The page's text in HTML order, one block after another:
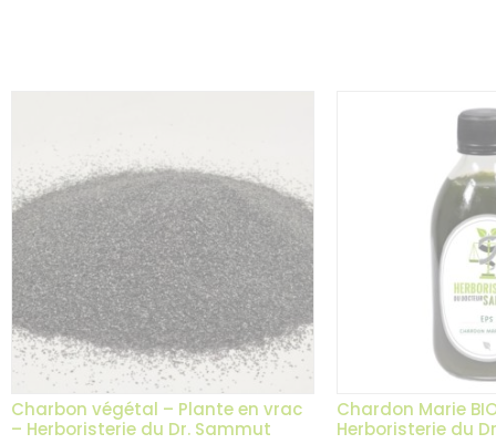
Charbon végétal – Plante en vrac
– Herboristerie du Dr. Sammut
Chardon Marie
Herboristerie du